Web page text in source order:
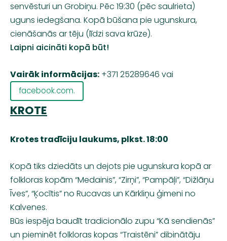
senvēsturi un Grobiņu. Pēc 19:30 (pēc saulrieta)
uguns iedegšana. Kopā būšana pie ugunskura,
cienāšanās ar tēju (līdzi sava krūze).
Laipni aicināti kopā būt!
Vairāk informācijas: +371 25289646 vai
facebook.com.
KROTE
Krotes tradīciju laukums, plkst. 18:00
Kopā tiks dziedāts un dejots pie ugunskura kopā ar
folkloras kopām “Medainis”, “Zirņi”, “Pampāļi”, “Dižlāņu
Īves”, “Ķocītis” no Rucavas un Kārkliņu ģimeni no
Kalvenes.
Būs iespēja baudīt tradicionālo zupu “Kā sendienās”
un pieminēt folkloras kopas “Traistēni”dibinātāju